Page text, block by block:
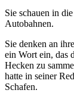
Sie schauen in
Autobahnen.
Sie denken an
ein Wort ein, das
Hecken zu
hatte in seiner
Schafen.